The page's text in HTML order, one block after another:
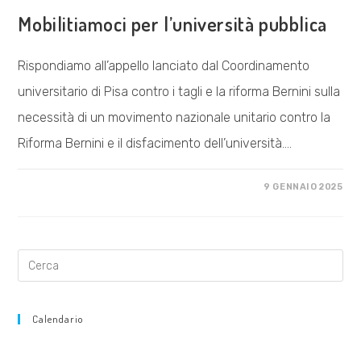
Mobilitiamoci per l’università pubblica
Rispondiamo all’appello lanciato dal Coordinamento
universitario di Pisa contro i tagli e la riforma Bernini sulla
necessità di un movimento nazionale unitario contro la
Riforma Bernini e il disfacimento dell’università.…
9 GENNAIO 2025
Calendario